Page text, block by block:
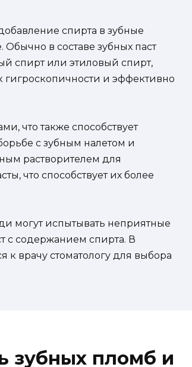
спирта в зубные
Обычно в составе зубных паст
спирт или этиловый спирт,
гигроскопичности и эффективно
что также способствует
с зубным налетом и
растворителем для
что способствует их более
могут испытывать неприятные
с содержанием спирта. В
к врачу стоматологу для выбора
зубных пломб и